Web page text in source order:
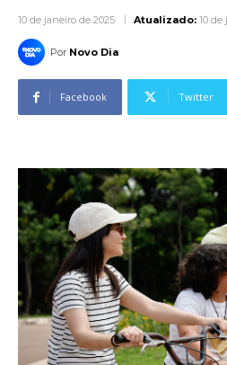
10 de janeiro de 2025 Atualizado: 10 de
Por Novo Dia
Facebook Twitter